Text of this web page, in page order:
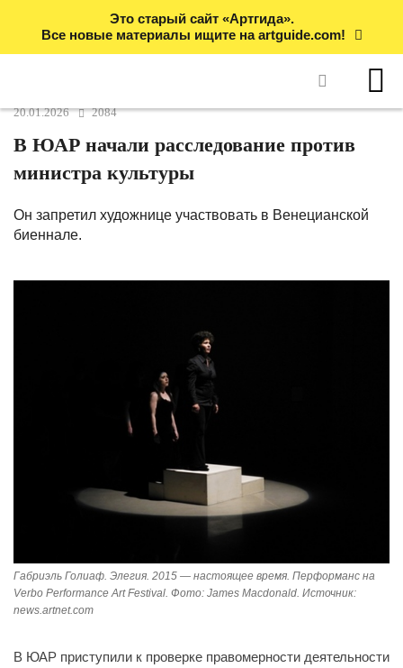
Это старый сайт «Артгида».
Все новые материалы ищите на artguide.com!
20.01.2026 2084
В ЮАР начали расследование против
министра культуры
Он запретил художнице участвовать в Венецианской
биеннале.
Габриэль Голиаф. Элегия. 2015 — настоящее время. Перформанс на
Verbo Performance Art Festival. Фото: James Macdonald. Источник:
news.artnet.com
В ЮАР приступили к проверке правомерности деятельности